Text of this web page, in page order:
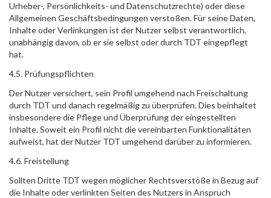
Urheber-, Persönlichkeits- und Datenschutzrechte) oder diese
Allgemeinen Geschäftsbedingungen verstoßen. Für seine Daten,
Inhalte oder Verlinkungen ist der Nutzer selbst verantwortlich,
unabhängig davon, ob er sie selbst oder durch TDT eingepflegt
hat.
4.5. Prüfungspflichten
Der Nutzer versichert, sein Profil umgehend nach Freischaltung
durch TDT und danach regelmäßig zu überprüfen. Dies beinhaltet
insbesondere die Pflege und Überprüfung der eingestellten
Inhalte. Soweit ein Profil nicht die vereinbarten Funktionalitäten
aufweist, hat der Nutzer TDT umgehend darüber zu informieren.
4.6. Freistellung
Sollten Dritte TDT wegen möglicher Rechtsverstöße in Bezug auf
die Inhalte oder verlinkten Seiten des Nutzers in Anspruch